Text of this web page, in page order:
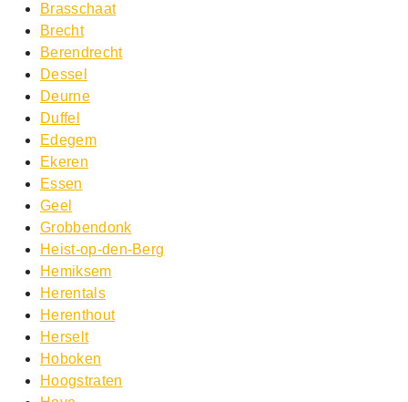
Brasschaat
Brecht
Berendrecht
Dessel
Deurne
Duffel
Edegem
Ekeren
Essen
Geel
Grobbendonk
Heist-op-den-Berg
Hemiksem
Herentals
Herenthout
Herselt
Hoboken
Hoogstraten